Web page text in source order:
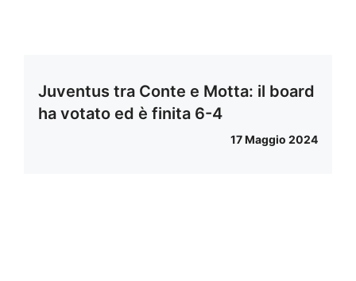
Juventus tra Conte e Motta: il board
ha votato ed è finita 6-4
17 Maggio 2024